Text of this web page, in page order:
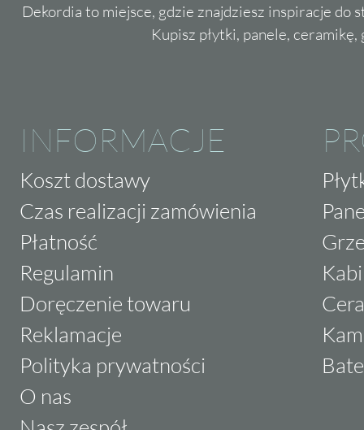
Dekordia to miejsce, gdzie znajdziesz inspiracje do
Kupisz płytki, panele,
INFORMACJE
Koszt dostawy
Czas realizacji zamówienia
Płatność
Regulamin
Doręczenie towaru
Reklamacje
Polityka prywatności
O nas